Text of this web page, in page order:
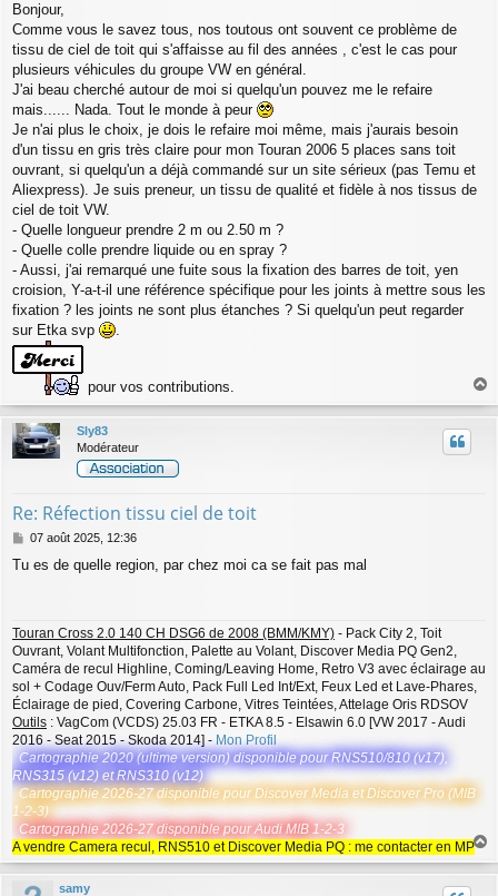
s
s
a
g
e
Bonjour,
Comme vous le savez tous, nos toutous ont souvent ce problème de
tissu de ciel de toit qui s'affaisse au fil des années , c'est le cas pour
plusieurs véhicules du groupe VW en général.
J'ai beau cherché autour de moi si quelqu'un pouvez me le refaire
mais...... Nada. Tout le monde à peur
Je n'ai plus le choix, je dois le refaire moi même, mais j'aurais besoin
d'un tissu en gris très claire pour mon Touran 2006 5 places sans toit
ouvrant, si quelqu'un a déjà commandé sur un site sérieux (pas Temu et
Aliexpress). Je suis preneur, un tissu de qualité et fidèle à nos tissus de
ciel de toit VW.
- Quelle longueur prendre 2 m ou 2.50 m ?
- Quelle colle prendre liquide ou en spray ?
- Aussi, j'ai remarqué une fuite sous la fixation des barres de toit, yen
croision, Y-a-t-il une référence spécifique pour les joints à mettre sous les
fixation ? les joints ne sont plus étanches ? Si quelqu'un peut regarder
sur Etka svp
.
pour vos contributions.
a
u
Sly83
Modérateur
Re: Réfection tissu ciel de toit
M
s
e
07 août 2025, 12:36
Tu es de quelle region, par chez moi ca se fait pas mal
Touran Cross 2.0 140 CH DSG6 de 2008 (BMM/KMY) - Pack City 2, Toit
Ouvrant, Volant Multifonction, Palette au Volant, Discover Media PQ Gen2,
Caméra de recul Highline, Coming/Leaving Home, Retro V3 avec éclairage au
sol + Codage Ouv/Ferm Auto, Pack Full Led Int/Ext, Feux Led et Lave-Phares,
Éclairage de pied, Covering Carbone, Vitres Teintées, Attelage Oris RDSOV
Outils : VagCom (VCDS) 25.03 FR - ETKA 8.5 - Elsawin 6.0 [VW 2017 - Audi
2016 - Seat 2015 - Skoda 2014] - Mon Profil
Cartographie 2020 (ultime version) disponible pour RNS510/810 (v17),
RNS315 (v12) et RNS310 (v12)
Cartographie 2026-27 disponible pour Discover Media et Discover Pro (MIB
1-2-3)
Cartographie 2026-27 disponible pour Audi MIB 1-2-3
A vendre Camera recul, RNS510 et Discover Media PQ : me contacter en MP
u
samy